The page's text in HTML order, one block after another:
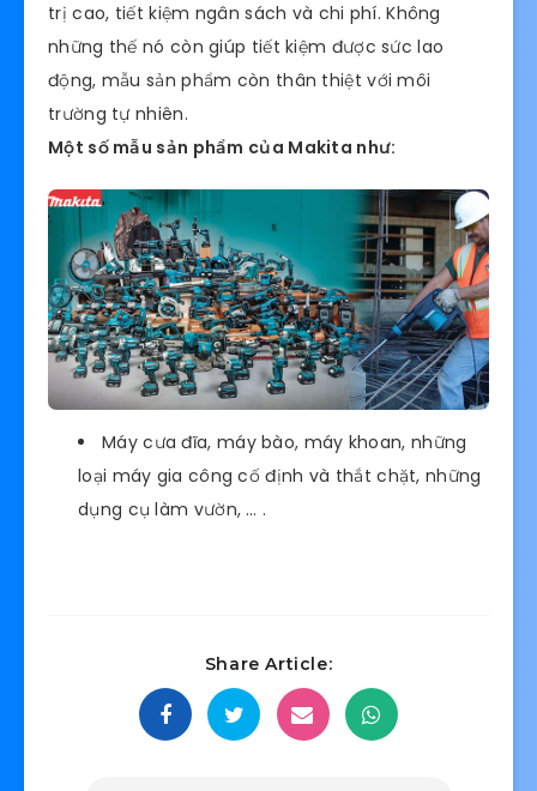
trị cao, tiết kiệm ngân sách và chi phí. Không
những thế nó còn giúp tiết kiệm được sức lao
động, mẫu sản phẩm còn thân thiệt với môi
trường tự nhiên.
Một số mẫu sản phẩm của Makita như:
Máy cưa đĩa, máy bào, máy khoan, những
loại máy gia công cố định và thắt chặt, những
dụng cụ làm vườn, … .
Share Article: